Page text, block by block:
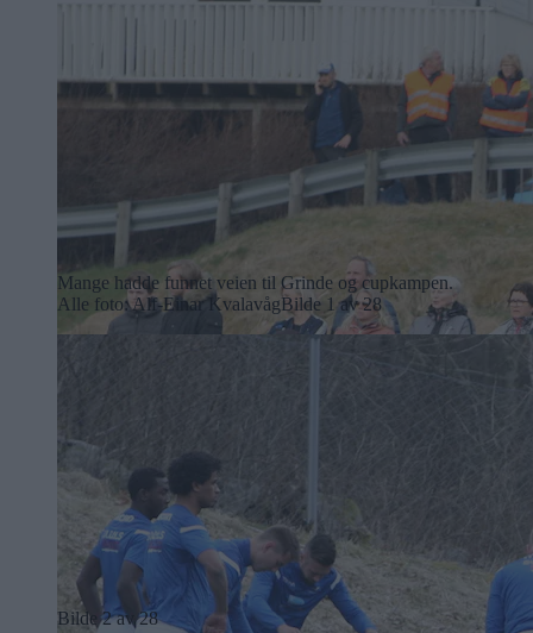
Mange hadde funnet veien til Grinde og cupkampen.
Alle foto: Alf-Einar KvalavågBilde 1 av 28
Bilde 2 av 28